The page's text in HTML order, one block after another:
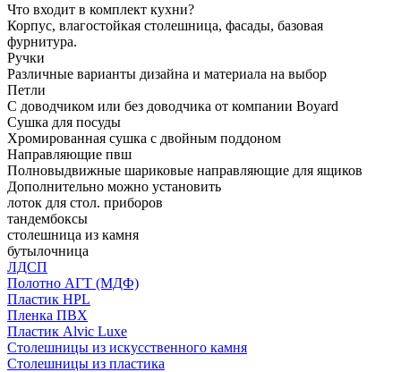
Что входит в комплект кухни?
Корпус, влагостойкая столешница, фасады, базовая
фурнитура.
Ручки
Различные варианты дизайна и материала на выбор
Петли
С доводчиком или без доводчика от компании Boyard
Сушка для посуды
Хромированная сушка с двойным поддоном
Направляющие пвш
Полновыдвижные шариковые направляющие для ящиков
Дополнительно можно установить
лоток для стол. приборов
тандембоксы
столешница из камня
бутылочница
ЛДСП
Полотно АГТ (МДФ)
Пластик HPL
Пленка ПВХ
Пластик Alvic Luxe
Столешницы из искусственного камня
Столешницы из пластика